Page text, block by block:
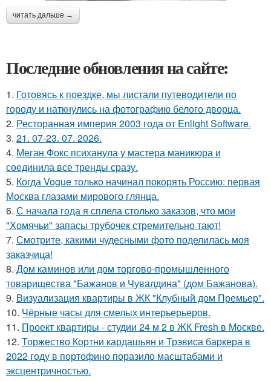
читать дальше →
Последние обновления на сайте:
1. Готовясь к поездке, мы листали путеводители по
городу и наткнулись на фотографию белого дворца.
2. Ресторанная империя 2003 года от Enlight Software.
3. 21. 07-23. 07. 2026.
4. Меган Фокс психанула у мастера маникюра и
соединила все тренды сразу.
5. Когда Vogue только начинал покорять Россию: первая
Москва глазами мирового глянца.
6. С начала года я сплела столько заказов, что мои
"Хомячьи" запасы трубочек стремительно тают!
7. Смотрите, какими чудесными фото поделилась моя
заказчица!
8. Дом каминов или дом торгово-промышленного
товарищества "Бажанов и Чувалдина" (дом Бажанова).
9. Визуализация квартиры в ЖК "Клубный дом Премьер".
10. Чёрные часы для смелых интерьерьеров.
11. Проект квартиры - студии 24 м 2 в ЖК Fresh в Москве.
12. Торжество Кортни кардашьян и Трэвиса баркера в
2022 году в портофино поразило масштабами и
эксцентричностью.